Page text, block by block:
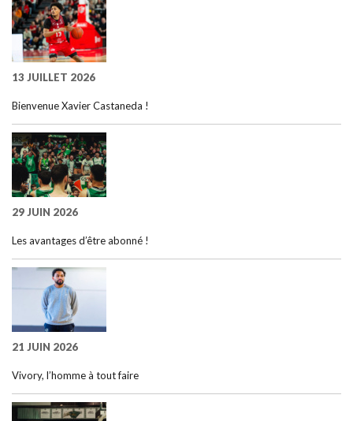
13 JUILLET 2026
Bienvenue Xavier Castaneda !
29 JUIN 2026
Les avantages d’être abonné !
21 JUIN 2026
Vivory, l’homme à tout faire